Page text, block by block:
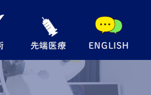
ついて
先端医療
自由診療
メディカルサプリ
ENGLISH